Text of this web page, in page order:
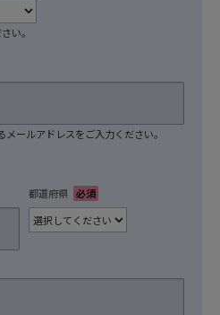
い。
ールアドレスをご入力ください。
都道府県 必須